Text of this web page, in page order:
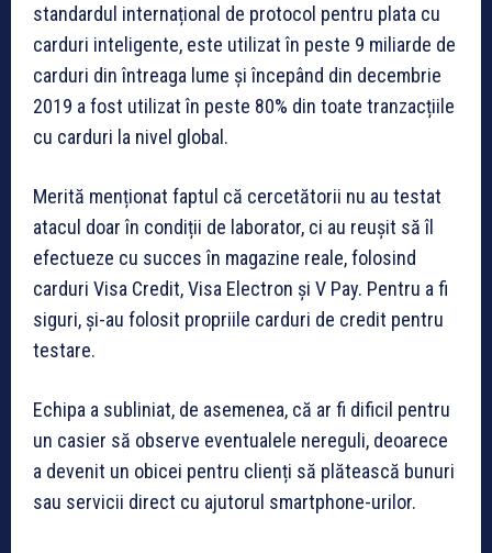
standardul internațional de protocol pentru plata cu
carduri inteligente, este utilizat în peste 9 miliarde de
carduri din întreaga lume și începând din decembrie
2019 a fost utilizat în peste 80% din toate tranzacțiile
cu carduri la nivel global.
Merită menționat faptul că cercetătorii nu au testat
atacul doar în condiții de laborator, ci au reușit să îl
efectueze cu succes în magazine reale, folosind
carduri Visa Credit, Visa Electron și V Pay. Pentru a fi
siguri, și-au folosit propriile carduri de credit pentru
testare.
Echipa a subliniat, de asemenea, că ar fi dificil pentru
un casier să observe eventualele nereguli, deoarece
a devenit un obicei pentru clienți să plătească bunuri
sau servicii direct cu ajutorul smartphone-urilor.